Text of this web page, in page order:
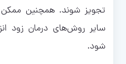
تجویز شوند. همچنین ممکن
سایر روش‌های درمان زود
شود.